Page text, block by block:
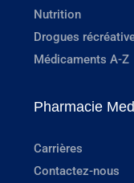
Nutrition
Drogues
Médicaments A-Z
Pharmacie
Carrières
Contactez-nous